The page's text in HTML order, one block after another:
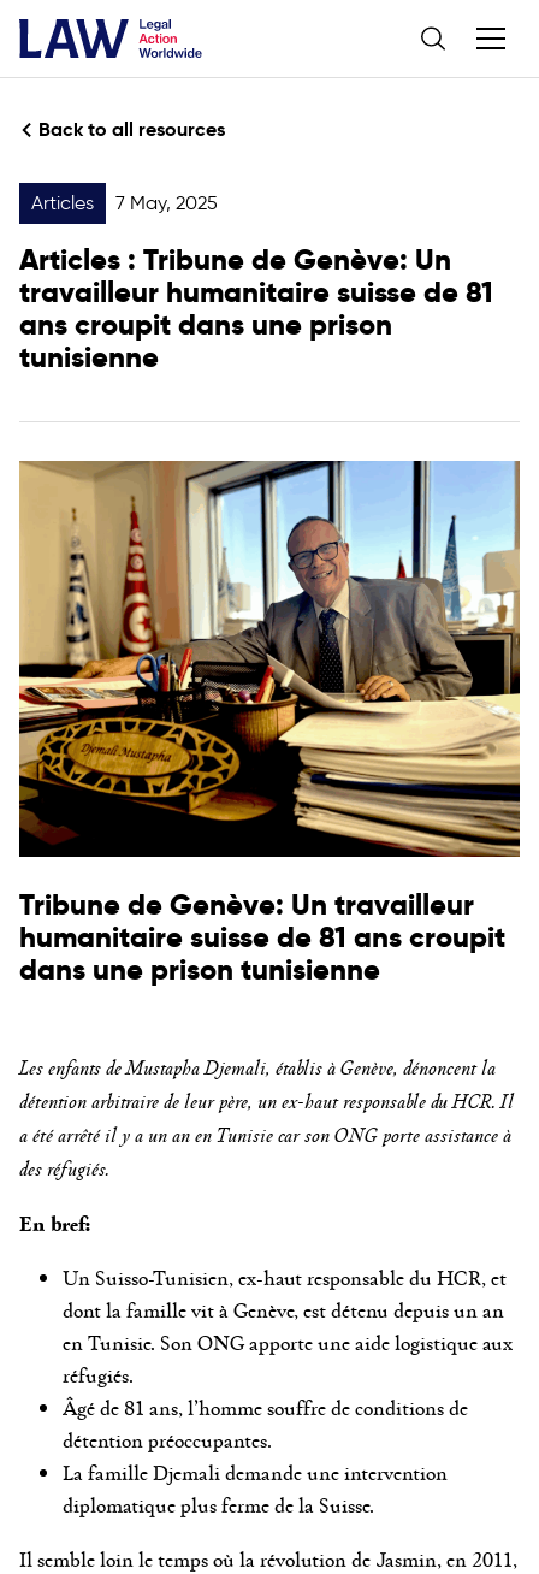
Back to all resources
Articles 7 May, 2025
Articles : Tribune de Genève: Un
travailleur humanitaire suisse de 81
ans croupit dans une prison
tunisienne
Tribune de Genève: Un travailleur
humanitaire suisse de 81 ans croupit
dans une prison tunisienne
Les enfants de Mustapha Djemali, établis à Genève, dénoncent la
détention arbitraire de leur père, un ex-haut responsable du HCR. Il
a été arrêté il y a un an en Tunisie car son ONG porte assistance à
des réfugiés.
En bref:
Un Suisso-Tunisien, ex-haut responsable du HCR, et
dont la famille vit à Genève, est détenu depuis un an
en Tunisie. Son ONG apporte une aide logistique aux
réfugiés.
Âgé de 81 ans, l’homme souffre de conditions de
détention préoccupantes.
La famille Djemali demande une intervention
diplomatique plus ferme de la Suisse.
Il semble loin le temps où la révolution de Jasmin, en 2011,